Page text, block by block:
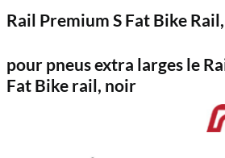
Rail Premium S Fat Bike
pour pneus extra larges le
Fat Bike rail, noir